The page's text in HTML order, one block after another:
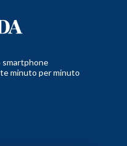
smartphone
minuto per minuto